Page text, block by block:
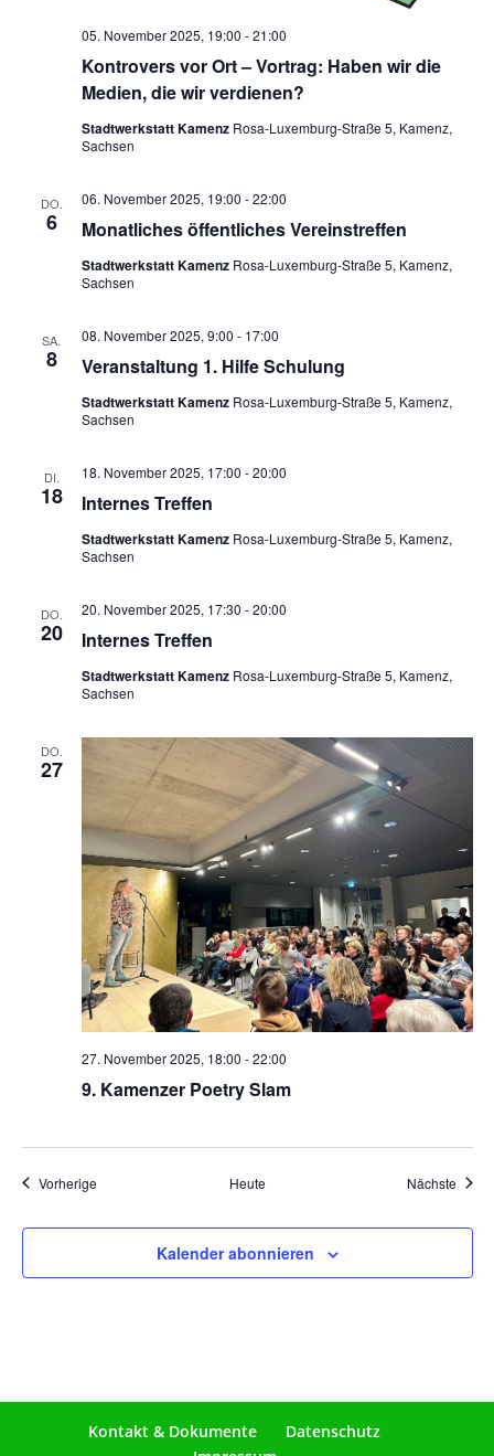
Kontrovers vor Ort – Vortrag: Haben wir die
Medien, die wir verdienen?
05. November 2025, 19:00 -21:00
Stadtwerkstatt Kamenz Rosa-Luxemburg-Straße 5, Kamenz,
Sachsen
DO.
6 Monatliches öffentliches Vereinstreffen
06. November 2025, 19:00 -22:00
Stadtwerkstatt Kamenz Rosa-Luxemburg-Straße 5, Kamenz,
Sachsen
SA.
8 Veranstaltung 1. Hilfe Schulung
08. November 2025, 9:00 - 17:00
Stadtwerkstatt Kamenz Rosa-Luxemburg-Straße 5, Kamenz,
Sachsen
DI.
18 Internes Treffen
18. November 2025, 17:00 -20:00
Stadtwerkstatt Kamenz Rosa-Luxemburg-Straße 5, Kamenz,
Sachsen
DO.
20 Internes Treffen
20. November 2025, 17:30 -20:00
Stadtwerkstatt Kamenz Rosa-Luxemburg-Straße 5, Kamenz,
Sachsen
DO.
27
9. Kamenzer Poetry Slam
27. November 2025, 18:00 -22:00
VorherigeVeranstaltungen Heute Nächste
Kalender abonnieren
Kontakt & Dokumente
Datenschutz